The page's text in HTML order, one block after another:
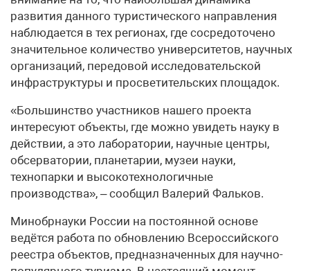
развития данного туристического направления
наблюдается в тех регионах, где сосредоточено
значительное количество университетов, научных
организаций, передовой исследовательской
инфраструктуры и просветительских площадок.
«Большинство участников нашего проекта
интересуют объекты, где можно увидеть науку в
действии, а это лаборатории, научные центры,
обсерватории, планетарии, музеи науки,
технопарки и высокотехнологичные
производства», – сообщил Валерий Фальков.
Минобрнауки России на постоянной основе
ведётся работа по обновлению Всероссийского
реестра объектов, предназначенных для научно-